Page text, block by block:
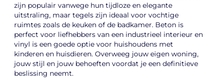
zijn populair vanwege hun tijdloze en elegante
uitstraling, maar tegels zijn ideaal voor vochtige
ruimtes zoals de keuken of de badkamer. Beton is
perfect voor liefhebbers van een industrieel interieur en
vinyl is een goede optie voor huishoudens met
kinderen en huisdieren. Overweeg jouw eigen woning,
jouw stijl en jouw behoeften voordat je een definitieve
beslissing neemt.